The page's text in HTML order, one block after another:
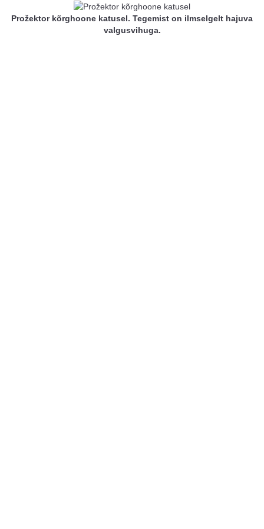
Prožektor kõrghoone katusel. Tegemist on ilmselgelt hajuva
valgusvihuga.